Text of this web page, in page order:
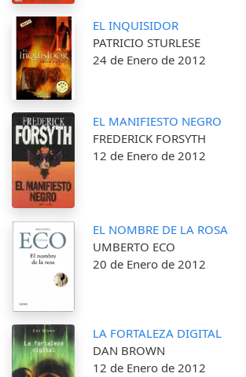
EL INQUISIDOR
PATRICIO STURLESE
24 de Enero de 2012
EL MANIFIESTO NEGRO
FREDERICK FORSYTH
12 de Enero de 2012
EL NOMBRE DE LA ROSA
UMBERTO ECO
20 de Enero de 2012
LA FORTALEZA DIGITAL
DAN BROWN
12 de Enero de 2012